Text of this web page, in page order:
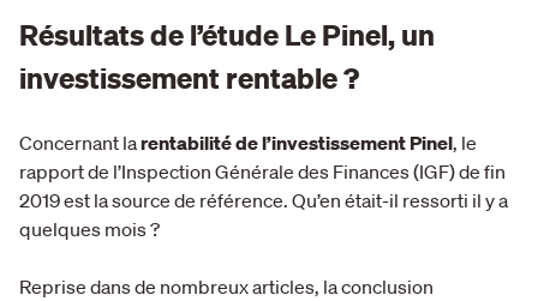
Résultats de l’étude Le Pinel, un
investissement rentable ?
Concernant larentabilité de l’investissement Pinel, le
rapport de l’Inspection Générale des Finances (IGF) de fin
2019 est la source de référence. Qu’en était-il ressorti il y a
quelques mois ?
Reprise dans de nombreux articles, la conclusion